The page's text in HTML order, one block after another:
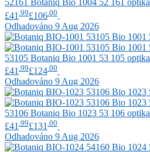
52161 Botaniq Bio 1004 52 161 optika
£41 .99£106 .00
Odhadováno 9 Aug 2026
53105 Botaniq Bio 1001 53 105 optika
£41 .99£124 .00
Odhadováno 9 Aug 2026
53106 Botaniq Bio 1023 53 106 optika
£41 .99£131 .00
Odhadováno 9 Aug 2026